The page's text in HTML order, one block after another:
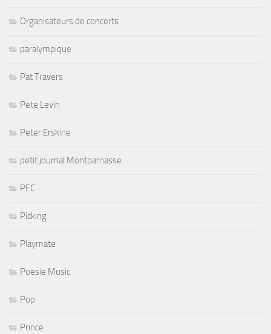
Organisateurs de concerts
paralympique
Pat Travers
Pete Levin
Peter Erskine
petit journal Montparnasse
PFC
Picking
Playmate
Poesie Music
Pop
Prince